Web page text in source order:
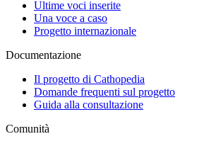
Ultime voci inserite
Una voce a caso
Progetto internazionale
Documentazione
Il progetto di Cathopedia
Domande frequenti sul progetto
Guida alla consultazione
Comunità